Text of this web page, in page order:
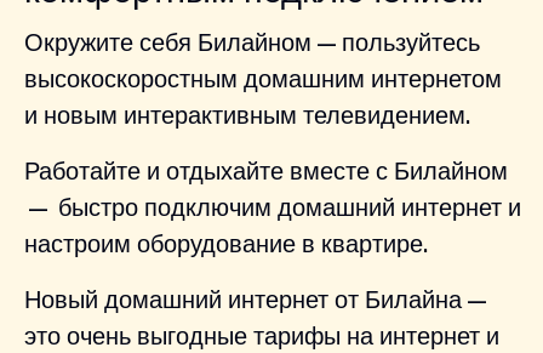
Окружите себя Билайном — пользуйтесь
высокоскоростным домашним интернетом
и новым интерактивным телевидением.
Работайте и отдыхайте вместе с Билайном
— быстро подключим домашний интернет и
настроим оборудование в квартире.
Новый домашний интернет от Билайна —
это очень выгодные тарифы на интернет и